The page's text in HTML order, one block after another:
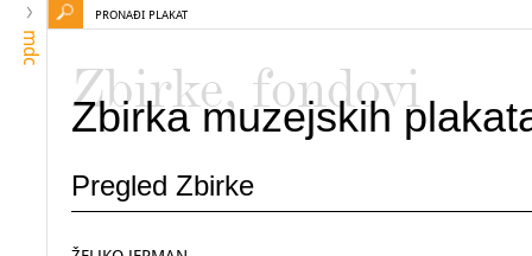
mdc
PRONAĐI PLAKAT
Zbirke, fondovi
Zbirka muzejskih
Pregled Zbirke